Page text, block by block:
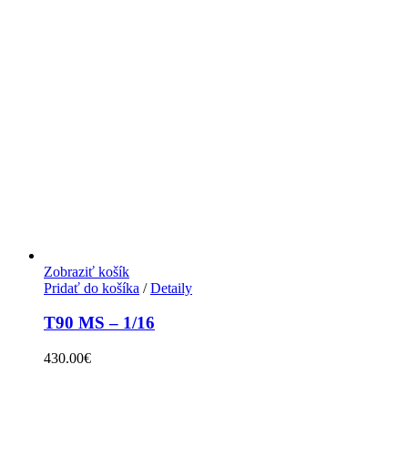
Zobraziť košík
Pridať do košíka / Detaily
T90 MS – 1/16
430.00€